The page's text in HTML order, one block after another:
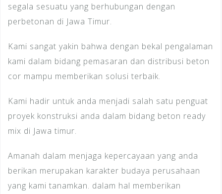
segala sesuatu yang berhubungan dengan
perbetonan di Jawa Timur.
Kami sangat yakin bahwa dengan bekal pengalaman
kami dalam bidang pemasaran dan distribusi beton
cor mampu memberikan solusi terbaik.
Kami hadir untuk anda menjadi salah satu penguat
proyek konstruksi anda dalam bidang beton ready
mix di Jawa timur.
Amanah dalam menjaga kepercayaan yang anda
berikan merupakan karakter budaya perusahaan
yang kami tanamkan. dalam hal memberikan